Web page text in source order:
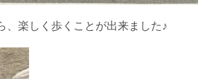
、楽しく歩くことが出来ました♪